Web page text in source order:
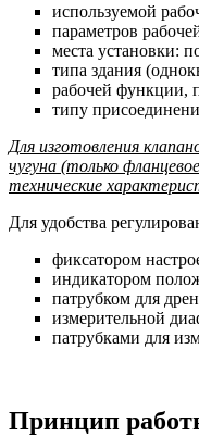
используемой
параметров
места установки:
типа здания
рабочей функции,
типу
Для изготовления
чугуна (только
технические
Для удобства
фиксатором
индикатором
патрубком для
измерительной
патрубками для
Принцип